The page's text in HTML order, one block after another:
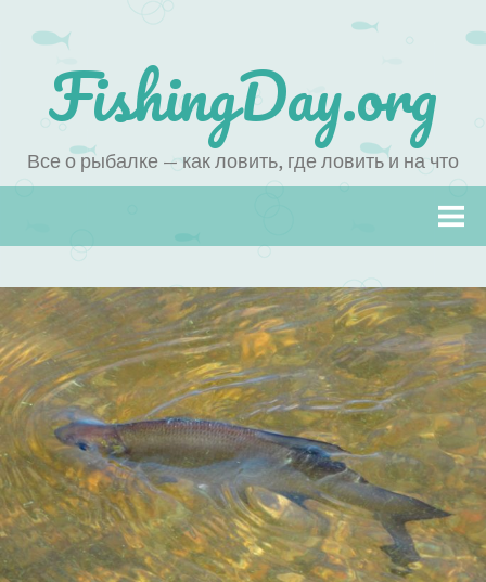
FishingDay.org
Все о рыбалке — как ловить, где ловить и на что